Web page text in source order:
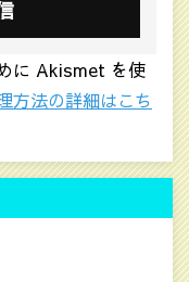
に Akismet を使
方法の詳細はこち